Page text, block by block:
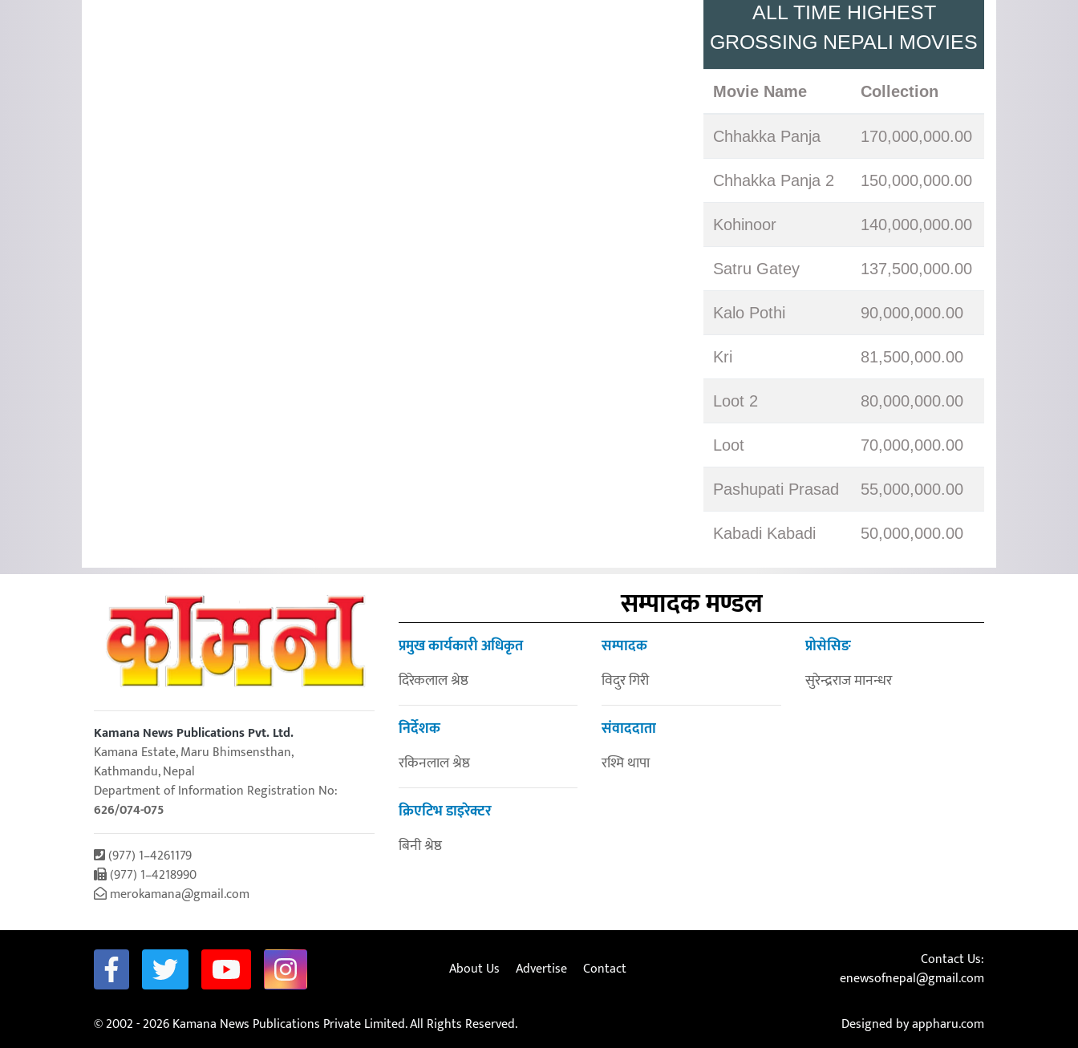
ALL TIME HIGHEST
GROSSING NEPALI MOVIES
Movie Name Collection
Chhakka Panja 170,000,000.00
Chhakka Panja 2 150,000,000.00
Kohinoor 140,000,000.00
Satru Gatey 137,500,000.00
Kalo Pothi 90,000,000.00
Kri 81,500,000.00
Loot 2 80,000,000.00
Loot 70,000,000.00
Pashupati Prasad 55,000,000.00
Kabadi Kabadi 50,000,000.00
Kamana News Publications Pvt. Ltd.
Kamana Estate, Maru Bhimsensthan,
Kathmandu, Nepal
Department of Information Registration No:
626/074-075
(977) 1–4261179
(977) 1–4218990
merokamana@gmail.com
सम्पादक मण्डल
प्रमुख कार्यकारी अधिकृत
दिरेकलाल श्रेष्ठ
निर्देशक
रकिनलाल श्रेष्ठ
क्रिएटिभ डाइरेक्टर
बिनी श्रेष्ठ
सम्पादक
विदुर गिरी
संवाददाता
रश्मि थापा
प्रोसेसिङ
सुरेन्द्रराज मानन्धर
About Us Advertise Contact
Contact Us:
enewsofnepal@gmail.com
© 2002 - 2026 Kamana News Publications Private Limited. All Rights Reserved. Designed by appharu.com